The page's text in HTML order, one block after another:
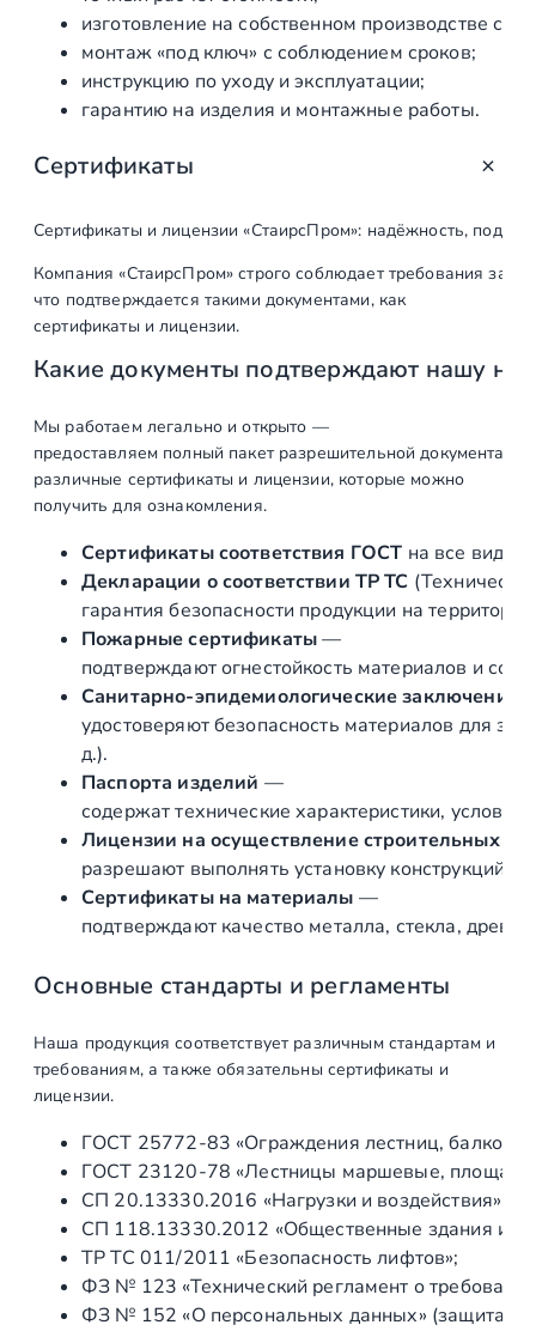
изготовление на собственном производстве с
монтаж«подключ» с соблюдением сроков;
инструкцию поуходуи эксплуатации;
гарантию на изделия и монтажные работы.
Сертификаты
Сертификаты и лицензии «СтаирсПром»: надёжность,
Компания «СтаирсПром» строго соблюдает требования
что подтверждается такими документами, как
сертификаты и лицензии.
Какие документы подтверждают нашу
Мы работаем легально и открыто —
предоставляем полный пакет разрешительной
различные сертификаты и лицензии, которые можно
получить для ознакомления.
Сертификаты соответствия ГОСТ на все виды
Декларации о соответствии ТР ТС
гарантия безопасности продукции на
Пожарные сертификаты—
подтверждают огнестойкость материалов и
Санитарно‑эпидемиологические заключения
удостоверяют безопасность материалов для
д.).
Паспорта изделий —
содержат технические характеристики,
Лицензии на осуществление строительных и
разрешают выполнять установку конструкций
Сертификаты на материалы —
подтверждают качество металла, стекла,
Основные стандарты и регламенты
Наша продукция соответствует различным стандартам и
требованиям, а также обязательны сертификаты и
лицензии.
ГОСТ 25772‑83 «Ограждения лестниц,
ГОСТ 23120‑78 «Лестницы маршевые,
СП 20.13330.2016 «Нагрузки и воздействия»
СП 118.13330.2012 «Общественные здания и
ТР ТС 011/2011 «Безопасность лифтов»;
ФЗ № 123 «Технический регламент о
ФЗ № 152 «О персональных данных» (защита